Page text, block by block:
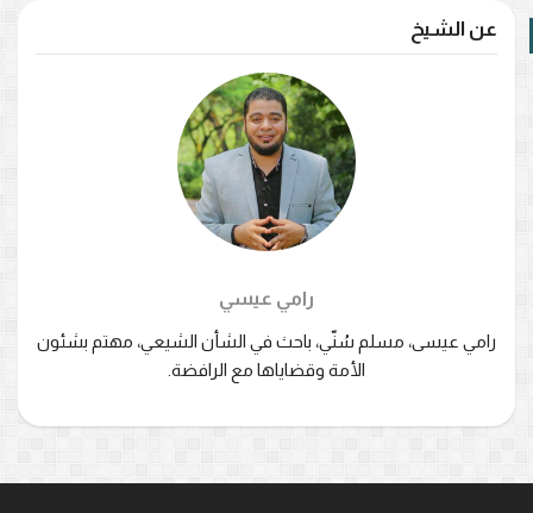
عن الشيخ
رامي عيسي
رامي عيسى، مسلم سُنّي، باحث في الشأن الشيعي، مهتم بشئون
الأمة وقضاياها مع الرافضة.